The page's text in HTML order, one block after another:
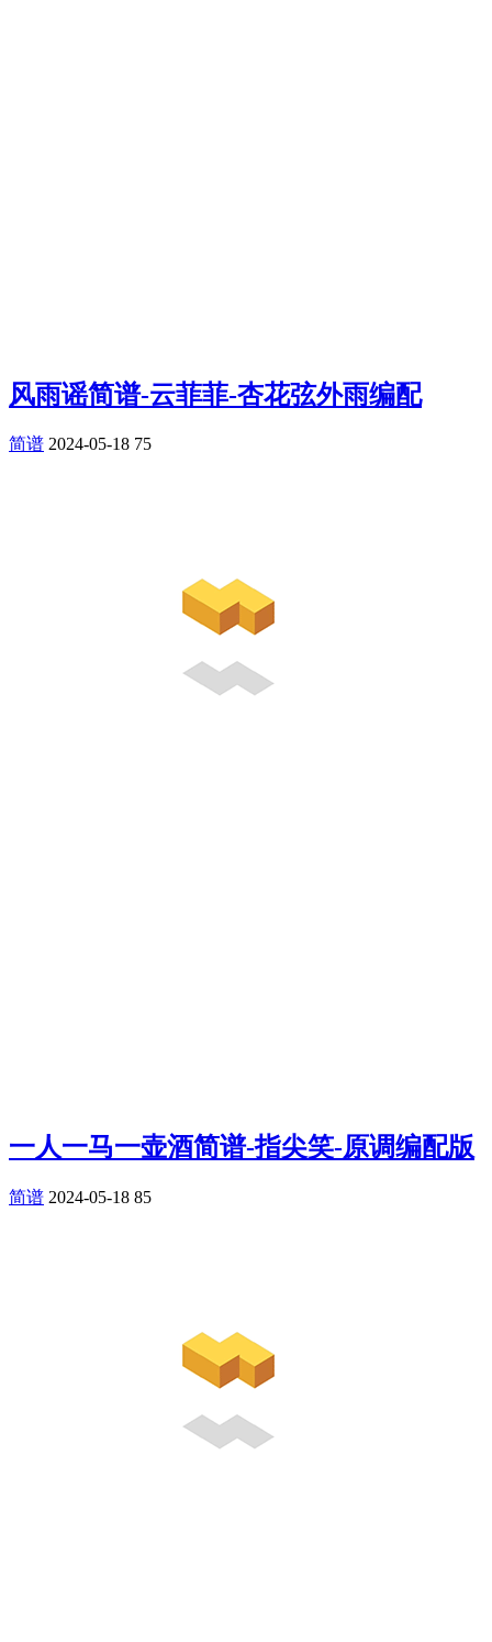
风雨谣简谱-云菲菲-杏花弦外雨编配
简谱 2024-05-18 75
一人一马一壶酒简谱-指尖笑-原调编配版
简谱 2024-05-18 85